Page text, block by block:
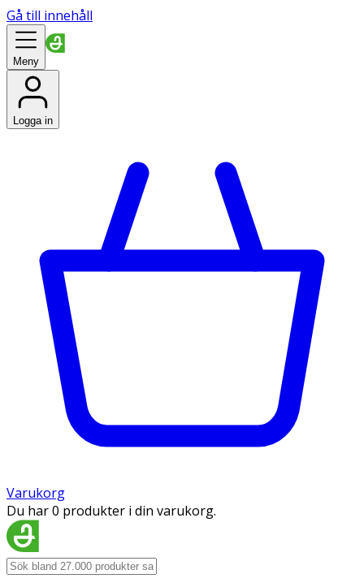
Gå till innehåll
Meny
Logga in
Varukorg
Du har 0 produkter i din varukorg.